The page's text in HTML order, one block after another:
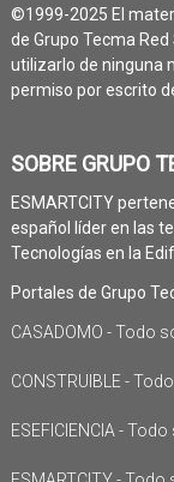
©1999-2025 El
de Grupo Tecma
utilizarlo de ninguna
permiso por escrito
SOBRE GRUPO
ESMARTCITY
español líder en las
Tecnologías en la
Portales de Grupo
CASADOMO - Todo
CONSTRUIBLE -
ESEFICIENCIA -